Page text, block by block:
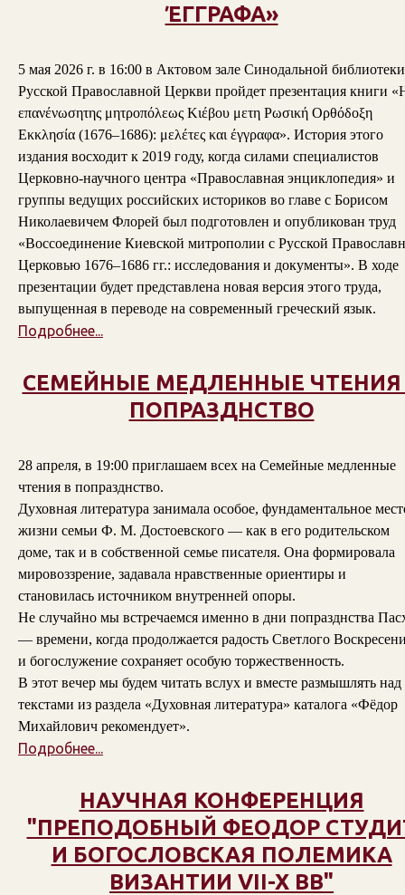
ΈΓΓΡΑΦΑ»
5 мая 2026 г. в 16:00 в Актовом зале Синодальной библиотеки
Русской Православной Церкви пройдет презентация книги
επανένωσητης μητροπόλεως Κιέβου μετη Ρωσική Ορθόδοξη
Εκκλησία (1676–1686): μελέτες και έγγραφα». История этого
издания восходит к 2019 году, когда силами специалистов
Церковно-научного центра «Православная энциклопедия» и
группы ведущих российских историков во главе с Борисом
Николаевичем Флорей был подготовлен и опубликован труд
«Воссоединение Киевской митрополии с Русской
Церковью 1676–1686 гг.: исследования и документы». В ходе
презентации будет представлена новая версия этого труда,
выпущенная в переводе на современный греческий язык.
Подробнее...
СЕМЕЙНЫЕ МЕДЛЕННЫЕ ЧТЕНИЯ
ПОПРАЗДНСТВО
28 апреля, в 19:00 приглашаем всех на Семейные медленные
чтения в попразднство.
Духовная литература занимала особое, фундаментальное
жизни семьи Ф. М. Достоевского — как в его родительском
доме, так и в собственной семье писателя. Она формировала
мировоззрение, задавала нравственные ориентиры и
становилась источником внутренней опоры.
Не случайно мы встречаемся именно в дни попразднства
— времени, когда продолжается радость Светлого
и богослужение сохраняет особую торжественность.
В этот вечер мы будем читать вслух и вместе размышлять над
текстами из раздела «Духовная литература» каталога «Фёдор
Михайлович рекомендует».
Подробнее...
НАУЧНАЯ КОНФЕРЕНЦИЯ
"ПРЕПОДОБНЫЙ ФЕОДОР
И БОГОСЛОВСКАЯ ПОЛЕМИКА
ВИЗАНТИИ VII-X ВВ"